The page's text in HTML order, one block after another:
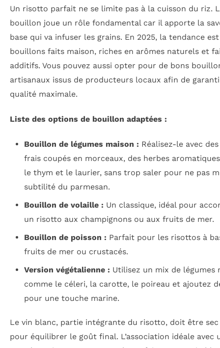
Un risotto parfait ne se limite pas à la cuisson du riz.
bouillon joue un rôle fondamental car il apporte la
base qui va infuser les grains. En 2025, la tendance
bouillons faits maison, riches en arômes naturels et
additifs. Vous pouvez aussi opter pour de bons
artisanaux issus de producteurs locaux afin de
qualité maximale.
Liste des options de bouillon adaptées :
Bouillon de légumes maison : Réalisez-le avec
frais coupés en morceaux, des herbes
le thym et le laurier, sans trop saler pour ne pas
subtilité du parmesan.
Bouillon de volaille : Un classique, idéal pour
un risotto aux champignons ou aux fruits de mer.
Bouillon de poisson : Parfait pour les risottos à
fruits de mer ou crustacés.
Version végétalienne : Utilisez un mix de légumes
comme le céleri, la carotte, le poireau et ajoutez
pour une touche marine.
Le vin blanc, partie intégrante du risotto, doit être
pour équilibrer le goût final. L’association idéale avec